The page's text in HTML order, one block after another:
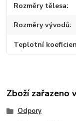
Rozměry tělesa
Rozměry vývodů
Teplotní
Zboží zařazeno
Odpory